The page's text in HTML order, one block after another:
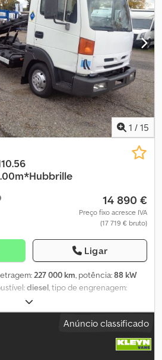
1 / 15
14 890 €
Preço fixo acresce IVA
(17 719 € bruto)
Ligar
227 000 km, potência:88 kW
diesel, tipo de engrenagem:
, primeira matrícula:
carga:5 000 mm, largura do espaço
, Equipamento:ABS, fecho
de estabilidade (ESP), 3
caixa de velocidades manual de 5
Anúncio classificado